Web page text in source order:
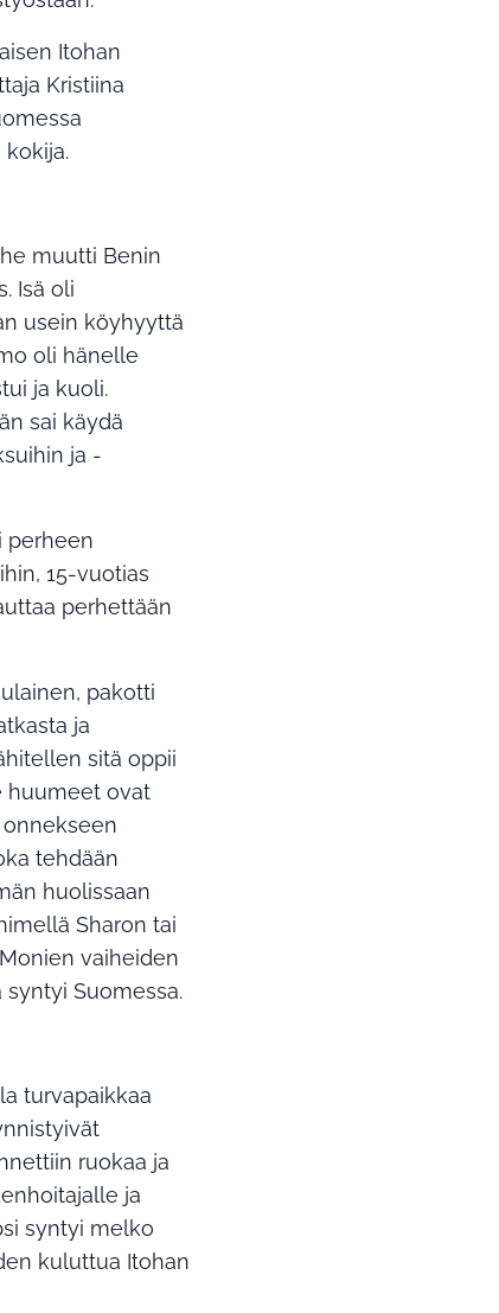
Itohan
Kristiina
muutti Benin
Isä oli
usein köyhyyttä
oli hänelle
ja kuoli.
sai käydä
ja -
perheen
15-vuotias
perhettään
pakotti
ja
sitä oppii
huumeet ovat
tehdään
huolissaan
Sharon tai
vaiheiden
Suomessa.
turvapaikkaa
ruokaa ja
ja
syntyi melko
kuluttua Itohan